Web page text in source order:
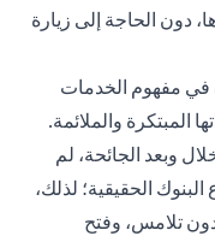
دون الحاجة إلى زيارة
في مفهوم الخدمات
المبتكرة والملائمة.
وبعد الجائحة، لم
الحقيقية؛ لذلك،
تلامس، وفتح